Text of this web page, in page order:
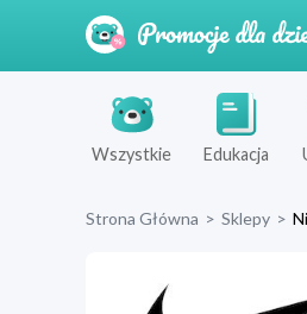
Wszystkie Edukacja
Strona Główna > Sklepy >